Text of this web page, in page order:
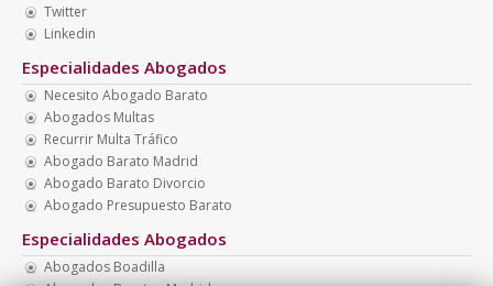
Twitter
Linkedin
Especialidades Abogados
Necesito Abogado Barato
Abogados Multas
Recurrir Multa Tráfico
Abogado Barato Madrid
Abogado Barato Divorcio
Abogado Presupuesto Barato
Especialidades Abogados
Abogados Boadilla